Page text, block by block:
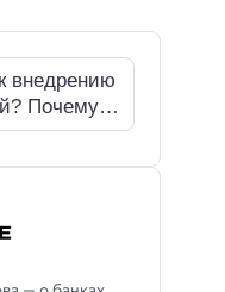
внедрению
Почему